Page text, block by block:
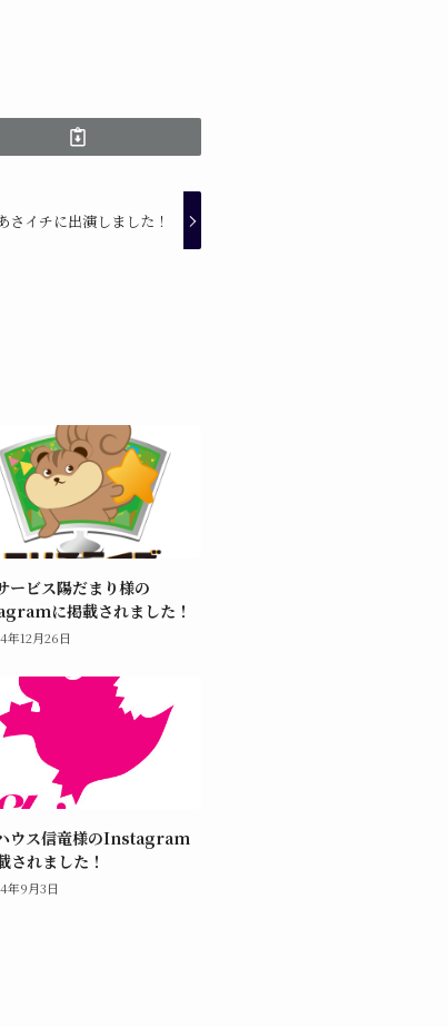
さイチに出演しました！
ービス陽だまり様の
に掲載されました！
年12月26日
ウス信竜様のInstagram
されました！
年9月3日